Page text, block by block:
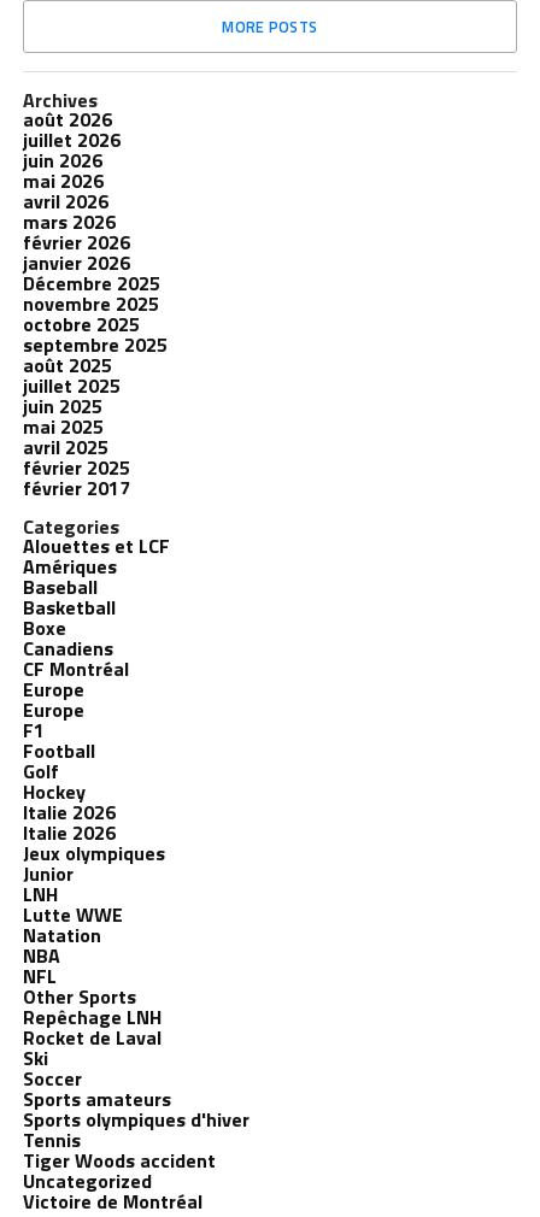
MORE POSTS
Archives
août 2026
juillet 2026
juin 2026
mai 2026
avril 2026
mars 2026
février 2026
janvier 2026
Décembre 2025
novembre 2025
octobre 2025
septembre 2025
août 2025
juillet 2025
juin 2025
mai 2025
avril 2025
février 2025
février 2017
Categories
Alouettes et LCF
Amériques
Baseball
Basketball
Boxe
Canadiens
CF Montréal
Europe
Europe
F1
Football
Golf
Hockey
Italie 2026
Italie 2026
Jeux olympiques
Junior
LNH
Lutte WWE
Natation
NBA
NFL
Other Sports
Repêchage LNH
Rocket de Laval
Ski
Soccer
Sports amateurs
Sports olympiques d'hiver
Tennis
Tiger Woods accident
Uncategorized
Victoire de Montréal